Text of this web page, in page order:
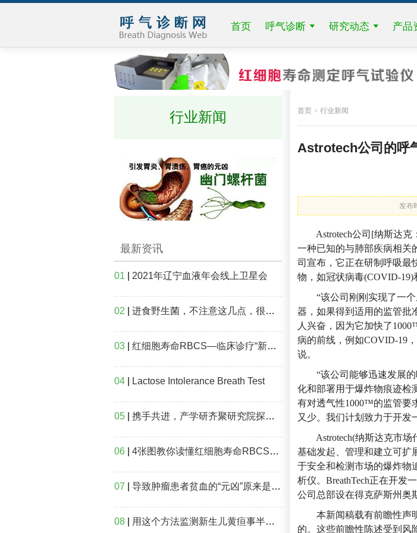
首页 呼气诊断 研究动态 产品
行业新闻
最新资讯
01 2021年辽宁血液年会线上卫星会
02 进食野生菌，不注意这几点，很容易进医院“躺平”
03 红细胞寿命RBCS—临床诊疗“新帮手”
04 Lactose Intolerance Breath Test
05 携手共进，产学研齐聚研究院探讨呼气检测蓝海市场！
06 4张图教你读懂红细胞寿命RBCS的作用
07 导致肿瘤患者贫血的“元凶”原来是这些，看完恍然大悟
08 用这个方法监测新生儿黄疸事半功倍，医生轻松宝宝不遭罪
首页 行业新闻
Astrotech公司的呼
发布
Astrotech公司[纳斯达克
一种已知的与肺部疾病相关
司宣布，它正在研制呼吸最
物，如冠状病毒(COVID-19)
“该公司刚刚实现了一个
器，如果得到适用的监管批
人兴奋，因为它加快了
病的前线，例如COVID-19
说。
“该公司能够迅速发展的
化和部署用于爆炸物痕迹检
有对透气性1000™的监管要
又少。我们计划致力于开发
Astrotech(纳斯达克市场
基础发起、管理和建立可扩
于安全和检测市场的爆炸物
析仪。BreathTech正在开发
公司总部设在得克萨斯州奥
本新闻稿载有前瞻性声明
的。这些前瞻性陈述受到风